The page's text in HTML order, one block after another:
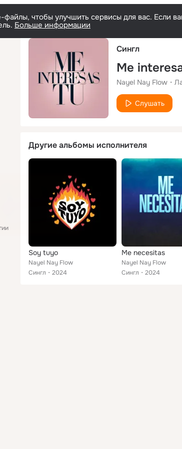
чтобы улучшить сервисы для вас. Если
Больше информации
Сингл
Me
Nayel Nay Flow
Слушать
Другие альбомы исполнителя
Soy tuyo
Nayel Nay Flow
Сингл
2024
Me necesitas
Nayel Nay Flow
Сингл
2024